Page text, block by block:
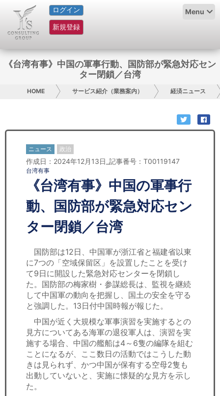
ログイン
新規登録
Menu
HOME
サービス紹介
コラム
お問い合わせ
日本人にPR
コンサルティング
リサーチ
セミナー
労務顧問
ＩＴ
飲食店情報
《台湾有事》中国の軍事行動、国防部が緊急対応セン
ター閉鎖／台湾
HOME サービス紹介（業務案内） 経済ニュース
ニュース 政治
作成日：2024年12月13日_記事番号：T00119147
台湾有事
《台湾有事》中国の軍事行
動、国防部が緊急対応セン
ター閉鎖／台湾
国防部は12日、中国軍が浙江省と福建省以東
に7つの「空域保留区」を設置したことを受け
て9日に開設した緊急対応センターを閉鎖し
た。国防部の梅家樹・参謀総長は、監視を継続
して中国軍の動向を把握し、国土の安全を守る
と強調した。13日付中国時報が報じた。
中国が近く大規模な軍事演習を実施するとの
見方についてある海軍の退役軍人は、演習を実
施する場合、中国の艦船は4～6隻の編隊を組む
ことになるが、ここ数日の活動ではこうした動
きは見られず、かつ中国が保有する空母2隻も
出動していないと、実施に懐疑的な見方を示し
た。